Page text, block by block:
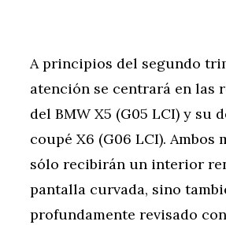
A principios del segundo
atención se centrará en las
del BMW X5 (G05 LCI) y su
coupé X6 (G06 LCI). Ambos
sólo recibirán un interior
pantalla curvada, sino
profundamente revisado